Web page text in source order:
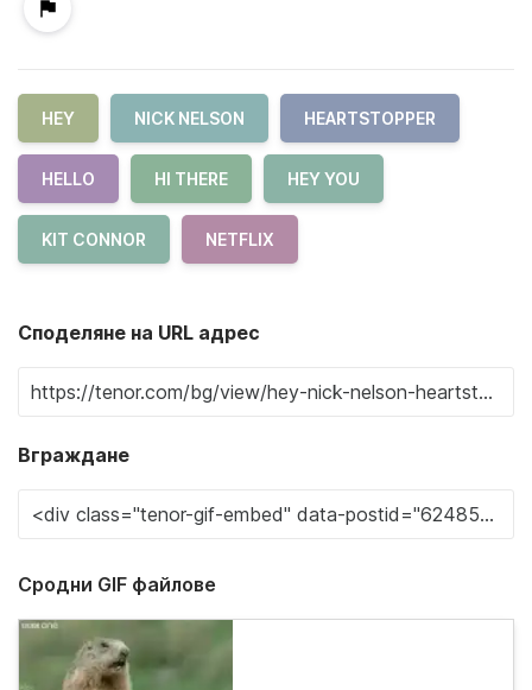
HEY NICK NELSON HEARTSTOPPER
HELLO HI THERE HEY YOU
KIT CONNOR NETFLIX
Споделяне на URL адрес
Вграждане
Сродни GIF файлове